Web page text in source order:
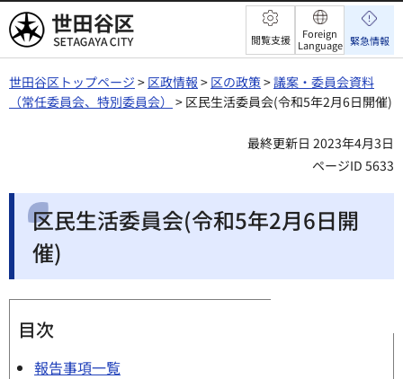
世田谷区 閲覧支援
Foreign
Language 緊急情報
世田谷区トップページ > 区政情報 > 区の政策>議案・委員会資料
（常任委員会、特別委員会） > 区民生活委員会(令和5年2月6日開催)
最終更新日 2023年4月3日
ページID 5633
区民生活委員会(令和5年2月6日開
催)
目次
報告事項一覧